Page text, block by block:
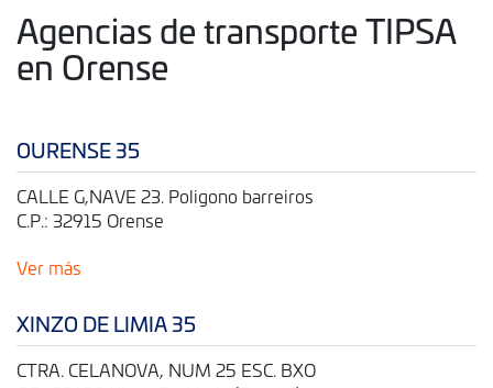
Agencias de transporte TIPSA
en Orense
OURENSE 35
CALLE G,NAVE 23. Poligono barreiros
C.P.: 32915 Orense
Ver más
XINZO DE LIMIA 35
CTRA. CELANOVA, NUM 25 ESC. BXO